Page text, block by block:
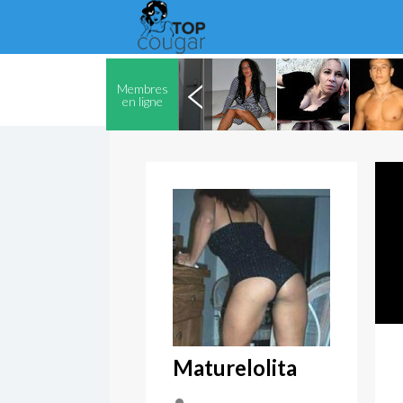
Membres
en ligne
Maturelolita